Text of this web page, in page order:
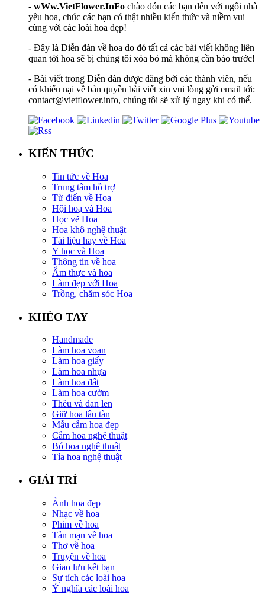
- wWw.VietFlower.InFo chào đón các bạn đến với ngôi nhà
yêu hoa, chúc các bạn có thật nhiều kiến thức và niềm vui
cùng với các loài hoa đẹp!
- Đây là Diễn đàn về hoa do đó tất cả các bài viết không liên
quan tới hoa sẽ bị chúng tôi xóa bỏ mà không cần báo trước!
- Bài viết trong Diễn đàn được đăng bởi các thành viên, nếu
có khiếu nại về bản quyền bài viết xin vui lòng gửi email tới:
contact@vietflower.info, chúng tôi sẽ xử lý ngay khi có thể.
KIẾN THỨC
Tin tức về Hoa
Trung tâm hỗ trợ
Từ điển về Hoa
Hội hoạ và Hoa
Học vẽ Hoa
Hoa khô nghệ thuật
Tài liệu hay về Hoa
Y học và Hoa
Thông tin về hoa
Ẩm thực và hoa
Làm đẹp với Hoa
Trồng, chăm sóc Hoa
KHÉO TAY
Handmade
Làm hoa voan
Làm hoa giấy
Làm hoa nhựa
Làm hoa đất
Làm hoa cườm
Thêu và đan len
Giữ hoa lâu tàn
Mẫu cắm hoa đẹp
Cắm hoa nghệ thuật
Bó hoa nghệ thuật
Tỉa hoa nghệ thuật
GIẢI TRÍ
Ảnh hoa đẹp
Nhạc về hoa
Phim về hoa
Tản mạn về hoa
Thơ về hoa
Truyện về hoa
Giao lưu kết bạn
Sự tích các loài hoa
Ý nghĩa các loài hoa